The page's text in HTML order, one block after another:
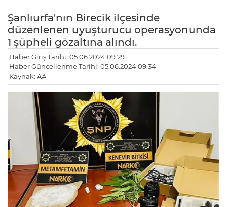
Şanlıurfa'nın Birecik ilçesinde
düzenlenen uyuşturucu operasyonunda
1 şüpheli gözaltına alındı.
Haber Giriş Tarihi: 05.06.2024 09:29
Haber Güncellenme Tarihi: 05.06.2024 09:34
Kaynak: AA